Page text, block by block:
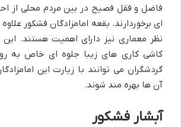
فاضل و فقل فصیح در بین مردم محلی از
ای برخوردارند. بقعه امامزادگان فشکور
نظر معماری نیز دارای اهمیت هستند. این
کاشی کاری های زیبا جلوه ای خاص به
گردشگران می توانند با زیارت این
آن ها بهره مند شوند.
آبشار فشکور